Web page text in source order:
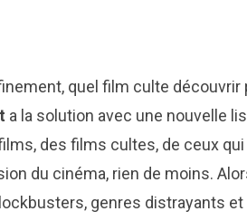
quel film culte découvrir
a la solution avec une nouvelle
des films cultes, de ceux qui
du cinéma, rien de moins.
genres distrayants et